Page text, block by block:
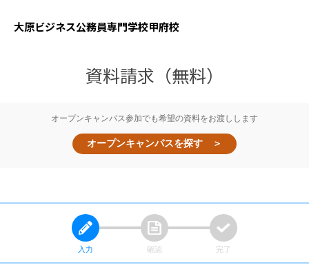
大原ビジネス公務員専門学校甲府校
資料請求（無料）
オープンキャンパス参加でも希望の資料をお渡しします
オープンキャンパスを探す ＞
入力 確認 完了